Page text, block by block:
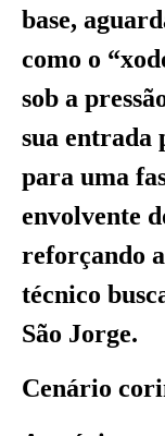
base,
como o
sob a
sua entrada
para uma
envolvente
reforçando
técnico
São Jorge.
Cenário